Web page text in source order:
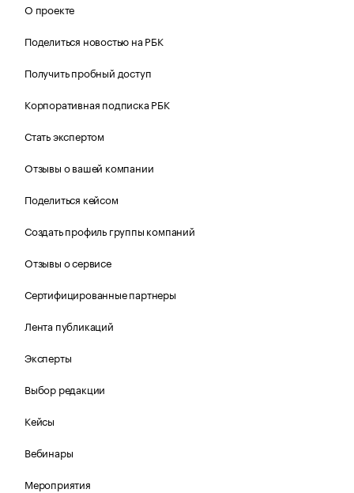
О проекте
Поделиться новостью на РБК
Получить пробный доступ
Корпоративная подписка РБК
Стать экспертом
Отзывы о вашей компании
Поделиться кейсом
Создать профиль группы компаний
Отзывы о сервисе
Сертифицированные партнеры
Лента публикаций
Эксперты
Выбор редакции
Кейсы
Вебинары
Мероприятия